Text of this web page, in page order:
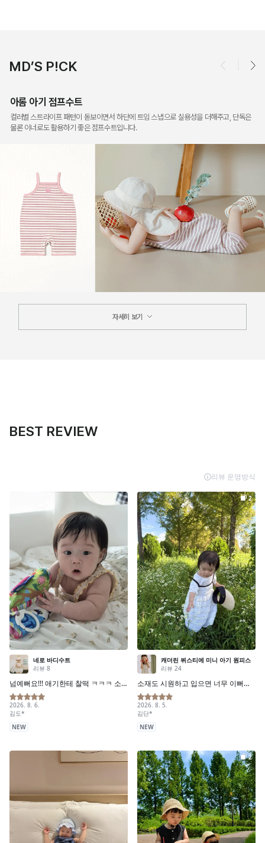
MD’S P!CK
아롬 아기 점프수트
컬러별 스트라이프 패턴이 돋보이면서 하단에 트임 스냅으로 실용성을 더해주고, 단독은
물론 이너로도 활용하기 좋은 점프수트입니다.
자세히 보기
BEST REVIEW